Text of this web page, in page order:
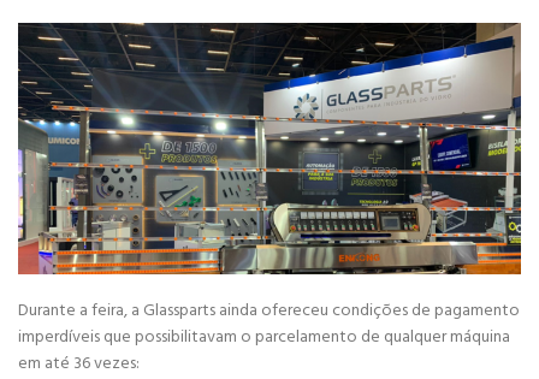
Durante a feira, a Glassparts ainda ofereceu condições de pagamento
imperdíveis que possibilitavam o parcelamento de qualquer máquina
em até 36 vezes: